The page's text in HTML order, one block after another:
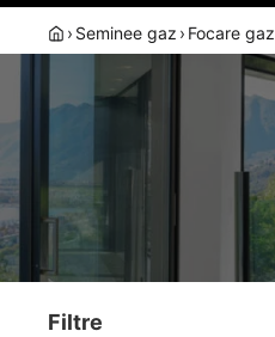
› Seminee gaz › Focare gaz
Filtre